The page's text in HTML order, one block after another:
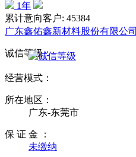
1年
累计意向客户: 45384
广东鑫佑鑫新材料股份有限公司
诚信等级：
经营模式：
所在地区：
广东-东莞市
保 证 金 ：
未缴纳